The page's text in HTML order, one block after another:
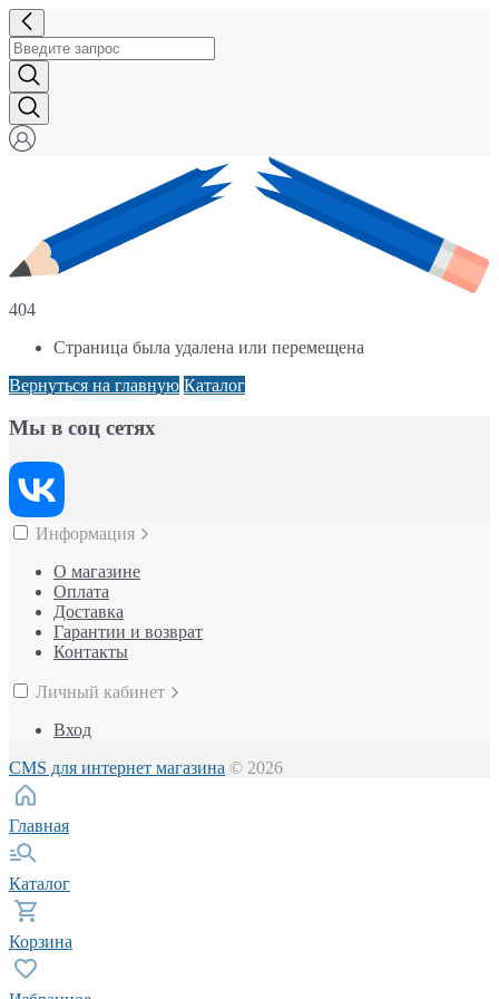
404
Страница была удалена или перемещена
Вернуться на главную Каталог
Мы в соц сетях
Информация
О магазине
Оплата
Доставка
Гарантии и возврат
Контакты
Личный кабинет
Вход
CMS для интернет магазина © 2026
Главная
Каталог
Корзина